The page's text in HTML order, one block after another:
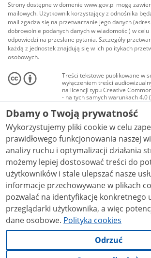
Strony dostępne w domenie www.gov.pl mogą
mailowych. Użytkownik korzystający z odnośnika
mail zgadza się na przetwarzanie jego danych
dobrowolnie podanych danych w wiadomości) w celu
odpowiedzi na przesłane pytania. Szczegóły
każdą z jednostek znajdują się w ich politykach
osobowych.
Treści tekstowe publikowane w
wyłączeniem treści
na licencji typu Creative
- na tych samych warunkach 4.0
Materiały audiowizualne, w tym
audio i wideo, są udostępniane
Creative Commons: uznanie
niekomercyjne - bez utworów
NC-ND 4.0), o ile nie jest to
Dbamy o Twoją prywatność
Wykorzystujemy pliki cookie w celu
prawidłowego funkcjonowania naszej
analizy ruchu i optymalizacji działania strony.
możemy lepiej dostosować treści do
użytkowników i stale ulepszać nasze usługi.
informacje przechowywane w plikach
pozwalać na identyfikację konkretnego
przeglądarki użytkownika, a więc
dane osobowe. Polityka cookies
Odrzuć